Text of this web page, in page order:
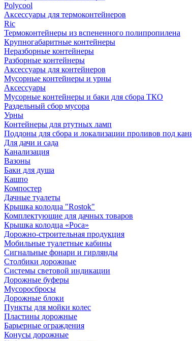
Polycool
Аксессуары для термоконтейнеров
Ric
Термоконтейнеры из вспененного полипропилена
Крупногабаритные контейнеры
Неразборные контейнеры
Разборные контейнеры
Аксессуары для контейнеров
Мусорные контейнеры и урны
Аксессуары
Мусорные контейнеры и баки для сбора ТКО
Раздельный сбор мусора
Урны
Контейнеры для ртутных ламп
Поддоны для сбора и локализации проливов под
Для дачи и сада
Канализация
Вазоны
Баки для душа
Кашпо
Компостер
Дачные туалеты
Крышка колодца "Rostok"
Комплектующие для дачных товаров
Крышка колодца «Роса»
Дорожно-строительная продукция
Мобильные туалетные кабины
Сигнальные фонари и гирлянды
Столбики дорожные
Системы световой индикации
Дорожные буферы
Мусоросбросы
Дорожные блоки
Пункты для мойки колес
Пластины дорожные
Барьерные ограждения
Конусы дорожные